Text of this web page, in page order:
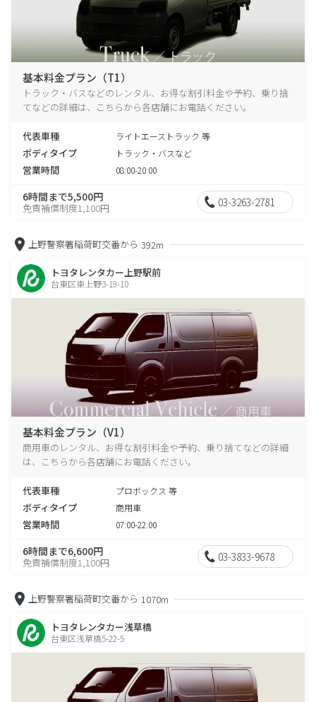
基本料金プラン（T1）
トラック・バスなどのレンタル、お得な割引料金や予約、乗り捨
てなどの詳細は、こちらから各店舗にお電話ください。
代表車種 ライトエーストラック 等
ボディタイプ トラック・バスなど
営業時間 08:00-20:00
6時間まで5,500円
免責補償制度1,100円 03-3263-2781
上野警察署稲荷町交番から 392m
トヨタレンタカー上野駅前
台東区東上野3-19-10
基本料金プラン（V1）
商用車のレンタル、お得な割引料金や予約、乗り捨てなどの詳細
は、こちらから各店舗にお電話ください。
代表車種 プロボックス 等
ボディタイプ 商用車
営業時間 07:00-22:00
6時間まで6,600円
免責補償制度1,100円 03-3833-9678
上野警察署稲荷町交番から 1070m
トヨタレンタカー浅草橋
台東区浅草橋5-22-5